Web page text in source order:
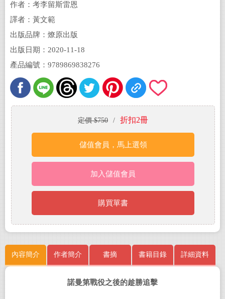
作者：考李留斯雷恩
譯者：黃文範
出版品牌：燎原出版
出版日期：2020-11-18
產品編號：9789869838276
定價 $750 / 折扣2冊
儲值會員，馬上選領
加入儲值會員
購買單書
內容簡介 作者簡介 書摘 書籍目錄 詳細資料
諾曼第戰役之後的趁勝追擊